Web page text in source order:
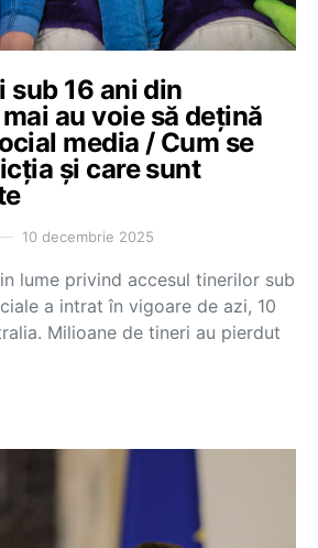
sub 16 ani din
au voie să dețină
media / Cum se
și care sunt
10 decembrie 2025
lume privind accesul tinerilor sub
a intrat în vigoare de azi, 10
Milioane de tineri au pierdut